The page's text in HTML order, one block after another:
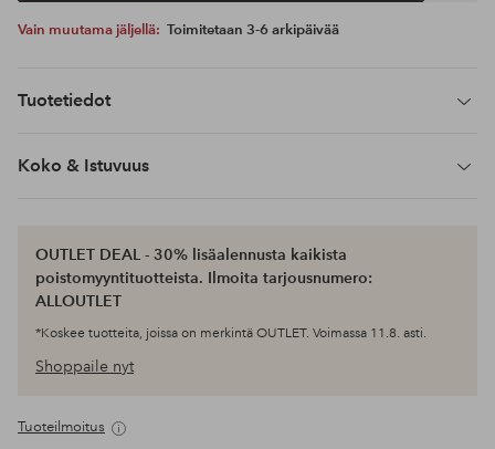
Vain muutama jäljellä: Toimitetaan 3-6 arkipäivää
Tuotetiedot
Koko & Istuvuus
OUTLET DEAL - 30% lisäalennusta kaikista
poistomyyntituotteista. Ilmoita tarjousnumero:
ALLOUTLET
*Koskee tuotteita, joissa on merkintä OUTLET. Voimassa 11.8. asti.
Shoppaile nyt
Tuoteilmoitus